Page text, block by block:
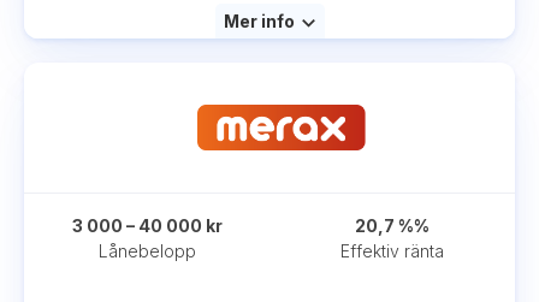
Mer info
Lånebelopp
3 000 – 40 000 kr
Effektiv ränta
20,7 %%